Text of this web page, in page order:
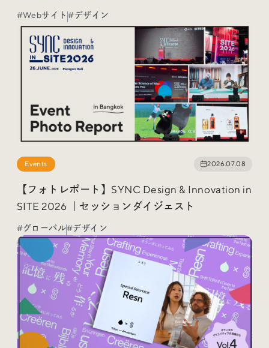
#Webサイト#デザイン
Events 2026.07.08
【フォトレポート】SYNC Design & Innovation in
SITE 2026 ｜セッションダイジェスト
#グローバル#デザイン